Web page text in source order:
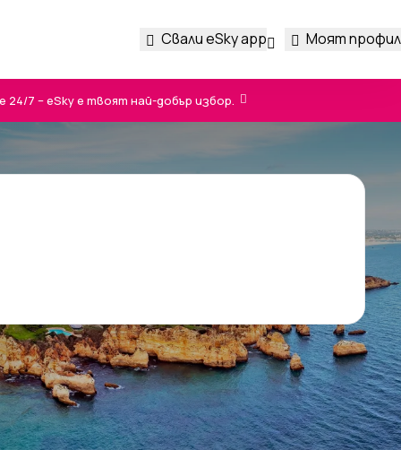
Свали eSky app Моят профил
7 – eSky е твоят най-добър избор.